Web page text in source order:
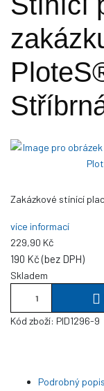
Zakázkové stínící
více informací
229,90 Kč
190 Kč (bez DPH)
Skladem
Kód zboží: PID1296-9
Podrobný popis